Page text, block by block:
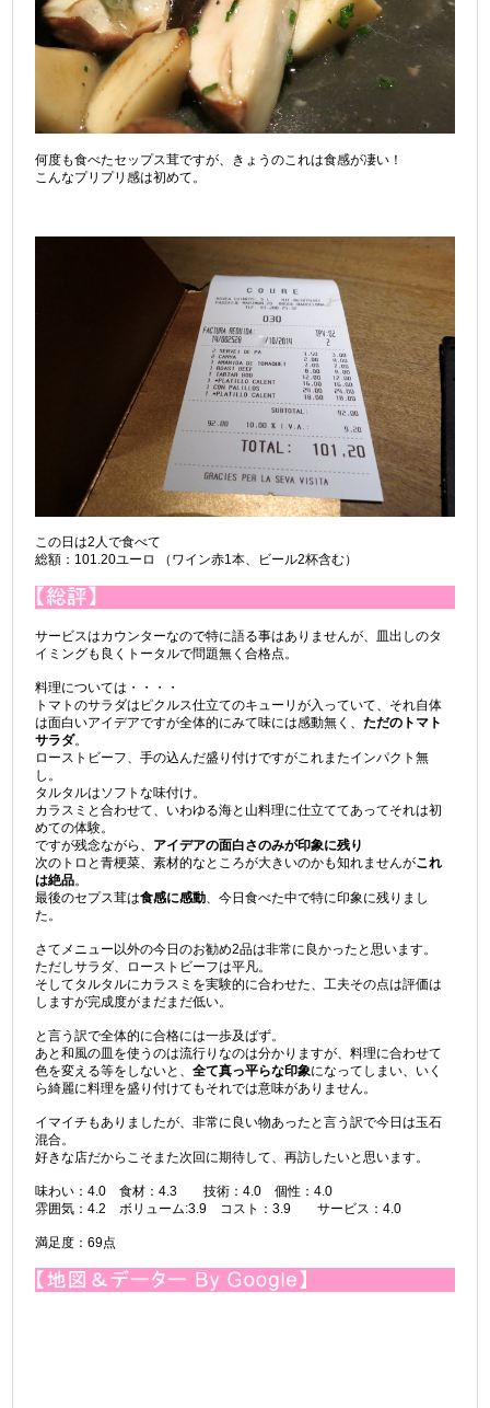
何度も食べたセップス茸ですが、きょうのこれは食感が凄い！
こんなプリプリ感は初めて。
この日は2人で食べて
総額：101.20ユーロ （ワイン赤1本、ビール2杯含む）
サービスはカウンターなので特に語る事はありませんが、皿出しのタ
イミングも良くトータルで問題無く合格点。
料理については・・・・
トマトのサラダはピクルス仕立てのキューリが入っていて、それ自体
は面白いアイデアですが全体的にみて味には感動無く、ただのトマト
サラダ。
ローストビーフ、手の込んだ盛り付けですがこれまたインパクト無
し。
タルタルはソフトな味付け。
カラスミと合わせて、いわゆる海と山料理に仕立ててあってそれは初
めての体験。
ですが残念ながら、 アイデアの面白さのみが印象に残り
次のトロと青梗菜、素材的なところが大きいのかも知れませんがこれ
は絶品。
最後のセプス茸は食感に感動、今日食べた中で特に印象に残りまし
た。
さてメニュー以外の今日のお勧め2品は非常に良かったと思います。
ただしサラダ、ローストビーフは平凡。
そしてタルタルにカラスミを実験的に合わせた、工夫その点は評価は
しますが完成度がまだまだ低い。
と言う訳で全体的に合格には一歩及ばず。
あと和風の皿を使うのは流行りなのは分かりますが、料理に合わせて
色を変える等をしないと、全て真っ平らな印象になってしまい、いく
ら綺麗に料理を盛り付けてもそれでは意味がありません。
イマイチもありましたが、非常に良い物あったと言う訳で今日は玉石
混合。
好きな店だからこそまた次回に期待して、再訪したいと思います。
味わい：4.0 食材：4.3 技術：4.0 個性：4.0
雰囲気：4.2 ボリューム:3.9 コスト：3.9 サービス：4.0
満足度：69点